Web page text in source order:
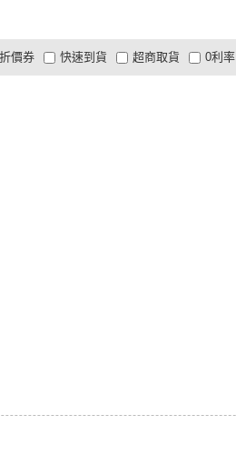
折價券
有影片
商品有量 電視購物
快速到貨 超商取貨 0利率